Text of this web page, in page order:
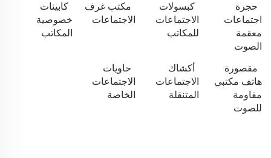
حجرة
اجتماعات
معقمة
الصوت
كبسولات
الاجتماعات
للمكاتب
مكتب غرف
الاجتماعات
كابينات
خصوصية
المكاتب
مقصورة
هاتف مكتبي
مقاومة
للصوت
أكشاك
الاجتماعات
المتنقلة
حاويات
الاجتماعات
الخاصة